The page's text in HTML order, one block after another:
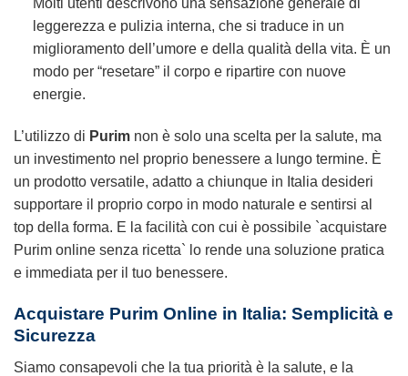
Molti utenti descrivono una sensazione generale di
leggerezza e pulizia interna, che si traduce in un
miglioramento dell’umore e della qualità della vita. È un
modo per “resetare” il corpo e ripartire con nuove
energie.
L’utilizzo di Purim non è solo una scelta per la salute, ma
un investimento nel proprio benessere a lungo termine. È
un prodotto versatile, adatto a chiunque in Italia desideri
supportare il proprio corpo in modo naturale e sentirsi al
top della forma. E la facilità con cui è possibile `acquistare
Purim online senza ricetta` lo rende una soluzione pratica
e immediata per il tuo benessere.
Acquistare Purim Online in Italia: Semplicità e
Sicurezza
Siamo consapevoli che la tua priorità è la salute, e la